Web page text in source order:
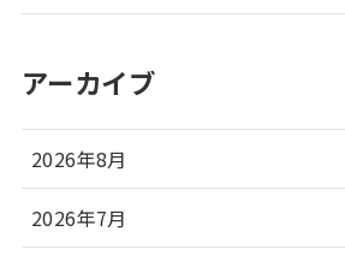
アーカイブ
2026年8月
2026年7月